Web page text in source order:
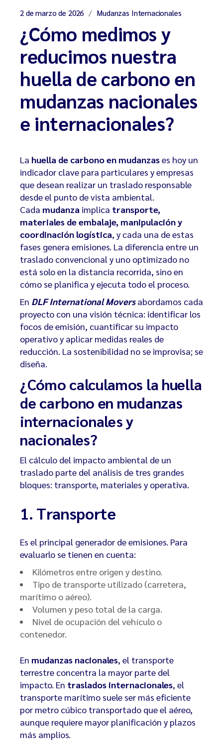
2 de marzo de 2026 Mudanzas Internacionales
¿Cómo medimos y
reducimos nuestra
huella de carbono en
mudanzas nacionales
e internacionales?
La huella de carbono en mudanzases hoy un
indicador clave para particulares y empresas
que desean realizar un traslado responsable
desde el punto de vista ambiental.
Cada mudanza implica transporte,
materiales de embalaje, manipulación y
coordinación logística, y cada una de estas
fases genera emisiones. La diferencia entre un
traslado convencional y uno optimizado no
está solo en la distancia recorrida, sino en
cómo se planifica y ejecuta todo el proceso.
En DLF International Moversabordamos cada
proyecto con una visión técnica: identificar los
focos de emisión, cuantificar su impacto
operativo y aplicar medidas reales de
reducción. La sostenibilidad no se improvisa; se
diseña.
¿Cómo calculamos la huella
de carbono en mudanzas
internacionales y
nacionales?
El cálculo del impacto ambiental de un
traslado parte del análisis de tres grandes
bloques: transporte, materiales y operativa.
1. Transporte
Es el principal generador de emisiones. Para
evaluarlo se tienen en cuenta:
Kilómetros entre origen y destino.
Tipo de transporte utilizado (carretera,
marítimo o aéreo).
Volumen y peso total de la carga.
Nivel de ocupación del vehículo o
contenedor.
En mudanzas nacionales, el transporte
terrestre concentra la mayor parte del
impacto. En traslados internacionales, el
transporte marítimo suele ser más eficiente
por metro cúbico transportado que el aéreo,
aunque requiere mayor planificación y plazos
más amplios.